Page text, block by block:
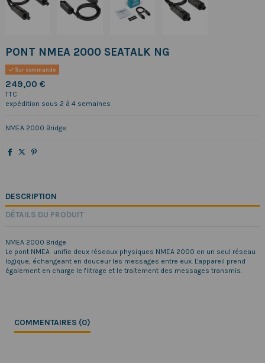
PONT NMEA 2000 SEATALK NG
Sur commande
249,00 €
TTC
expédition sous 2 à 4 semaines
NMEA 2000 Bridge
DESCRIPTION
DÉTAILS DU PRODUIT
NMEA 2000 Bridge
Le pont NMEA unifie deux réseaux physiques NMEA 2000 en un seul réseau
logique, échangeant en douceur les messages entre eux. L'appareil prend
également en charge le filtrage et le traitement des messages transmis.
COMMENTAIRES (0)